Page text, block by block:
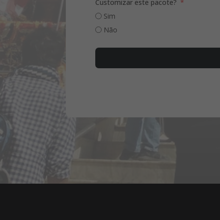
Customizar este pacote?
Sim
Não